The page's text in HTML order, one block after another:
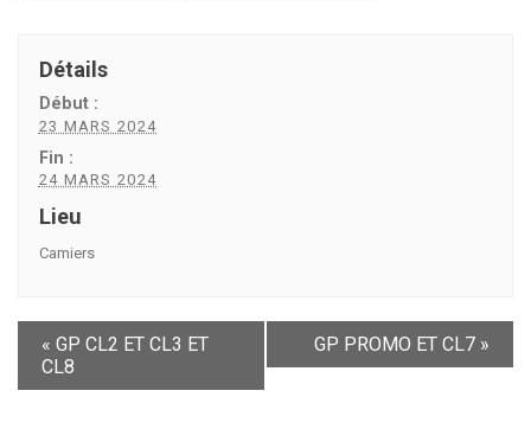
Détails
Début :
23 MARS 2024
Fin :
24 MARS 2024
Lieu
Camiers
« GP CL2 ET CL3 ET
CL8
GP PROMO ET CL7 »